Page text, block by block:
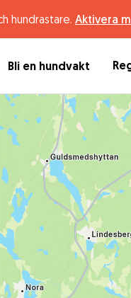
hundrastare. Aktivera
Bli en hundvakt